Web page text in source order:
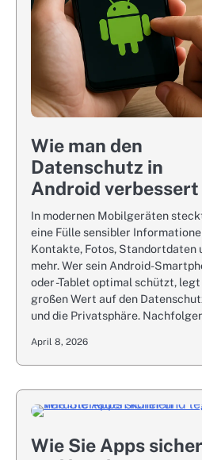
Wie man den
Datenschutz in
Android verbessert
In modernen Mobilgeräten
eine Fülle sensibler
Kontakte, Fotos, Standortdaten
mehr. Wer sein Android-
oder -Tablet optimal schützt, legt
großen Wert auf den
und die Privatsphäre.
April 8, 2026
Wie Sie Apps sicher